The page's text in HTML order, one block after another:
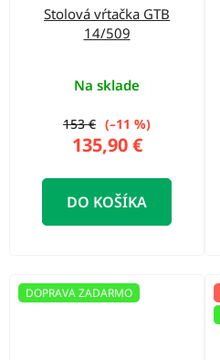
Stolová vŕtačka GTB
14/509
Na sklade
135,90 €
153 € (–11 %)
DO KOŠÍKA
DOPRAVA ZADARMO